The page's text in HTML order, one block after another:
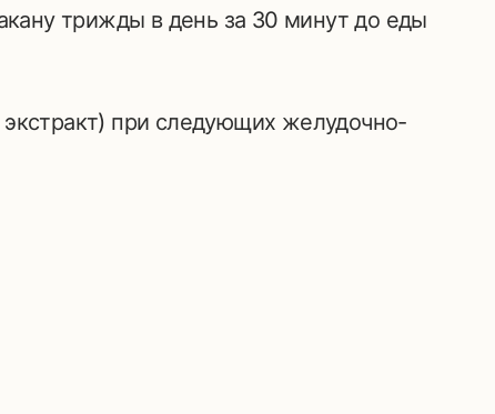
трижды в день за 30 минут до еды
при следующих желудочно-